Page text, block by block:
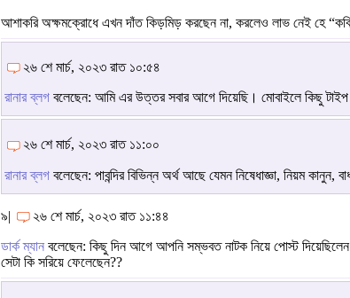
আশাকরি অক্ষমক্রোধে এখন দাঁত কিড়মিড় করছেন না, করলেও লাভ নেই হে
২৬ শে মার্চ, ২০২৩ রাত ১০:৫৪
রানার ব্লগ বলেছেন: আমি এর উত্তর সবার আগে দিয়েছি। মোবাইলে কিছু টাইপ
২৬ শে মার্চ, ২০২৩ রাত ১১:০০
রানার ব্লগ বলেছেন: পাবন্দির বিভিন্ন অর্থ আছে যেমন নিষেধাজ্ঞা, নিয়ম কানুন,
৯| ২৬ শে মার্চ, ২০২৩ রাত ১১:৪৪
ডার্ক ম্যান বলেছেন: কিছু দিন আগে আপনি সম্ভবত নাটক নিয়ে পোস্ট
সেটা কি সরিয়ে ফেলেছেন??